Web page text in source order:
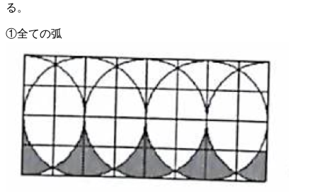
る。
①全ての弧